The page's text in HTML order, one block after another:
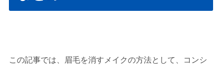
この記事では、眉毛を消すメイクの方法として、コンシ